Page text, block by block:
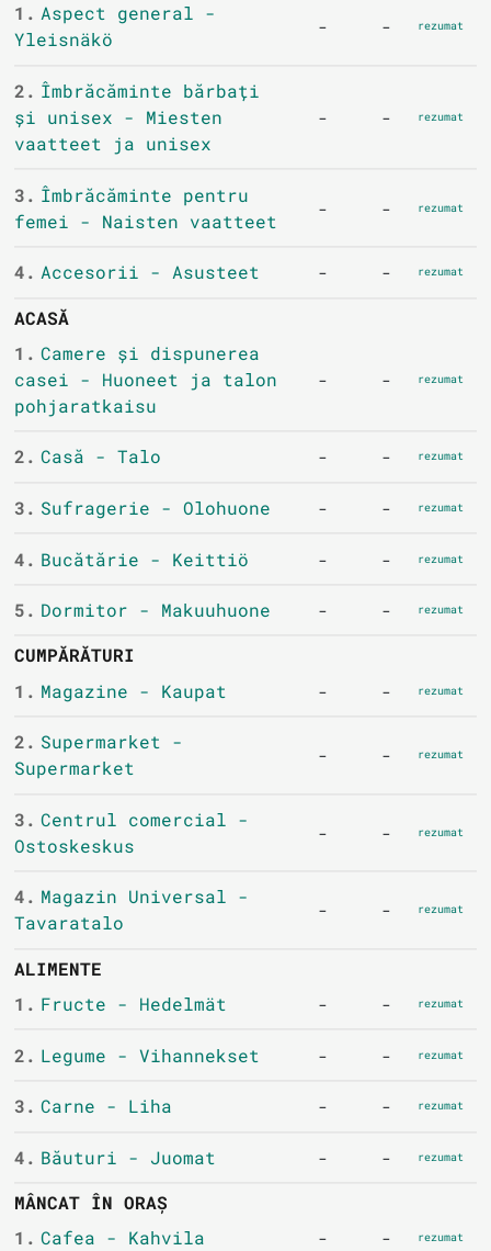
1. Aspect general -
Yleisnäkö
- - rezumat
2. Îmbrăcăminte bărbați
și unisex - Miesten
vaatteet ja unisex
- - rezumat
3. Îmbrăcăminte pentru
femei - Naisten vaatteet
- - rezumat
4. Accesorii - Asusteet - - rezumat
ACASĂ
1. Camere și dispunerea
casei - Huoneet ja talon
pohjaratkaisu
- - rezumat
2. Casă - Talo - - rezumat
3. Sufragerie - Olohuone - - rezumat
4. Bucătărie - Keittiö - - rezumat
5. Dormitor - Makuuhuone - - rezumat
CUMPĂRĂTURI
1. Magazine - Kaupat - - rezumat
2. Supermarket -
Supermarket
- - rezumat
3. Centrul comercial -
Ostoskeskus
- - rezumat
4. Magazin Universal -
Tavaratalo
- - rezumat
ALIMENTE
1. Fructe - Hedelmät - - rezumat
2. Legume - Vihannekset - - rezumat
3. Carne - Liha - - rezumat
4. Băuturi - Juomat - - rezumat
MÂNCAT ÎN ORAȘ
1. Cafea - Kahvila - - rezumat